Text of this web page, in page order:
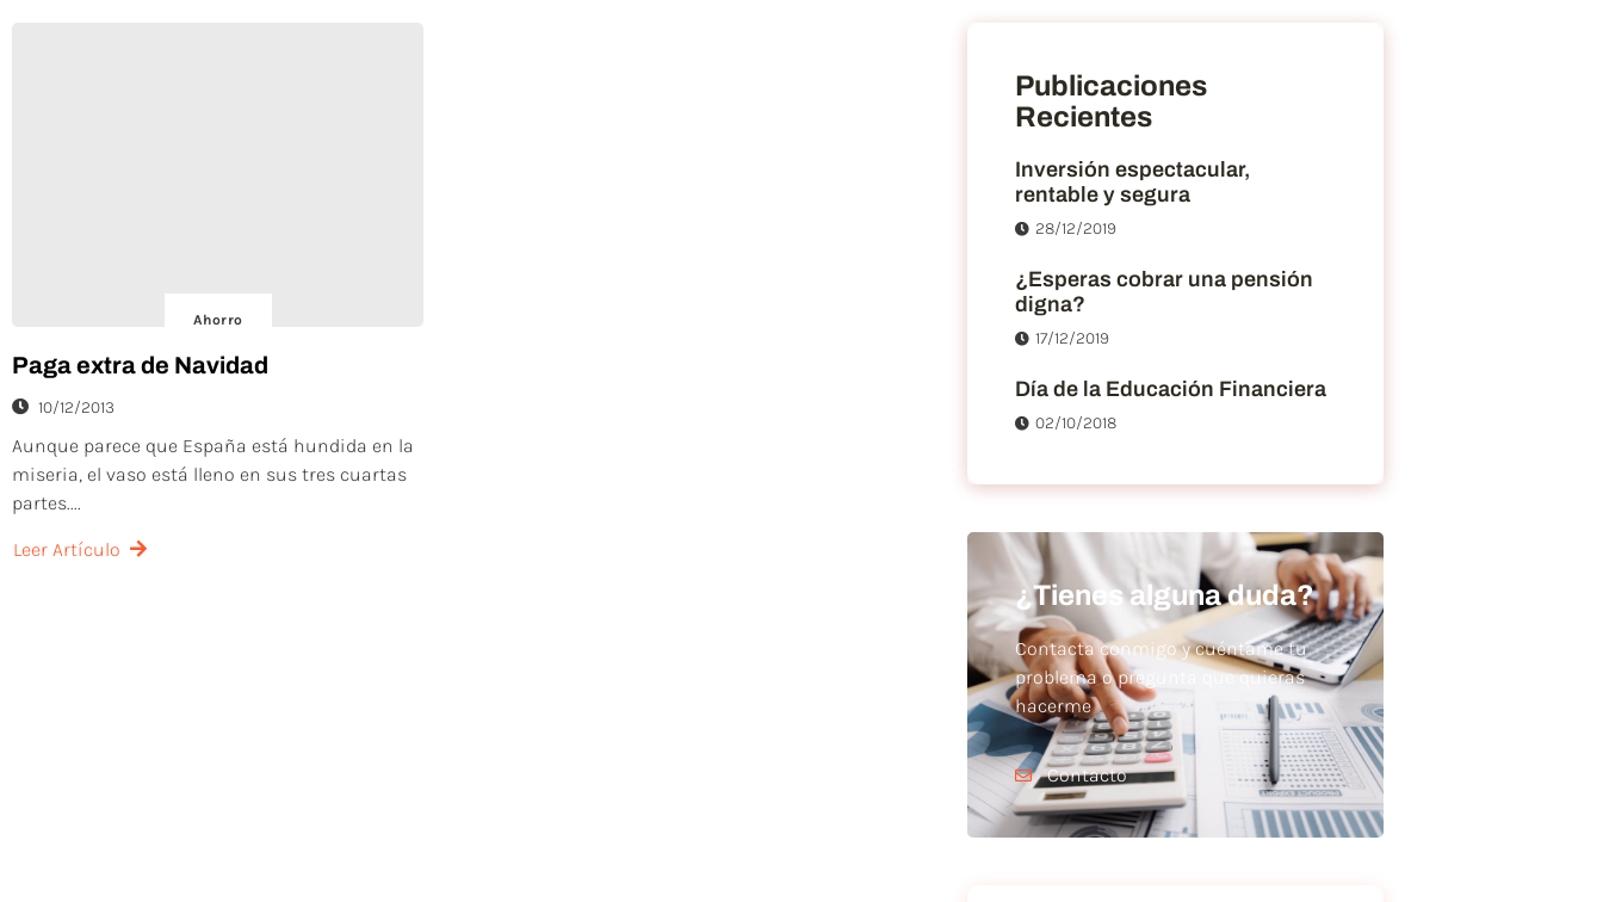
Ahorro
Paga extra de Navidad
10/12/2013
Aunque parece que España está hundida en la
miseria, el vaso está lleno en sus tres cuartas
partes....
Leer Artículo
Publicaciones
Recientes
Inversión espectacular,
rentable y segura
28/12/2019
¿Esperas cobrar una pensión
digna?
17/12/2019
Día de la Educación Financiera
02/10/2018
¿Tienes alguna duda?
Contacta conmigo y cuéntame tu
problema o pregunta que quieras
hacerme
Contacto